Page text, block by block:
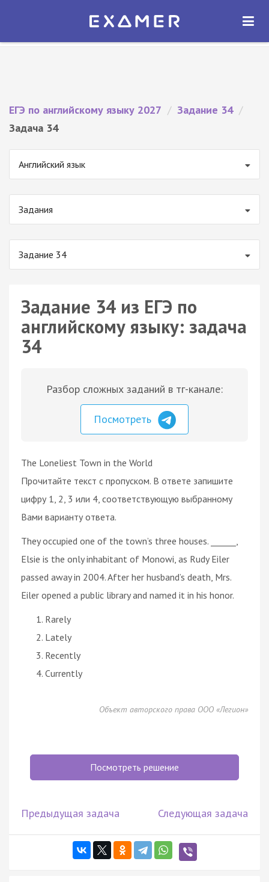
Экзамер — ЕГЭ 2027
ОТКРЫТЬ
ЕГЭ по английскому языку 2027 / Задание 34 /
Задача 34
Английский язык
Задания
Задание 34
Задание 34 из ЕГЭ по
английскому языку: задача
34
Разбор сложных заданий в тг-канале:
Посмотреть
The Loneliest Town in the World
Прочитайте текст с пропуском. В ответе запишите
цифру 1, 2, 3 или 4, соответствующую выбранному
Вами варианту ответа.
They occupied one of the town’s three houses. ______,
Elsie is the only inhabitant of Monowi, as Rudy Eiler
passed away in 2004. After her husband’s death, Mrs.
Eiler opened a public library and named it in his honor.
Rarely
Lately
Recently
Currently
Объект авторского права ООО «Легион»
Посмотреть решение
Предыдущая задача Следующая задача